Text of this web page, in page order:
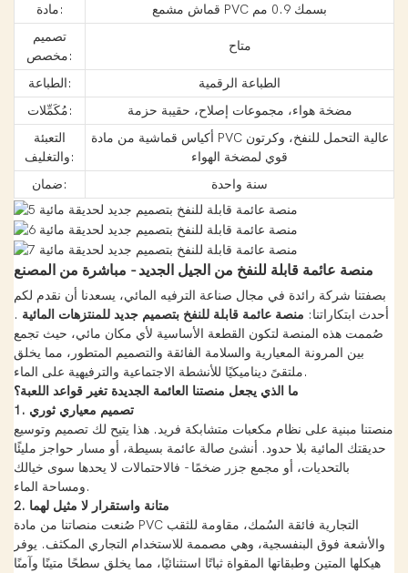
مادة:
قماش مشمع PVC بسمك 0.9 مم
تصميم
مخصص:
متاح
الطباعة:
الطباعة الرقمية
مُكَمِّلات:
مضخة هواء، مجموعات إصلاح، حقيبة حزمة
التعبئة
والتغليف:
أكياس قماشية من مادة PVC عالية التحمل للنفخ، وكرتون
قوي لمضخة الهواء
ضمان:
سنة واحدة
منصة عائمة قابلة للنفخ من الجيل الجديد - مباشرة من المصنع
بصفتنا شركة رائدة في مجال صناعة الترفيه المائي، يسعدنا أن نقدم لكم
أحدث ابتكاراتنا: منصة عائمة قابلة للنفخ بتصميم جديد للمنتزهات المائية .
صُممت هذه المنصة لتكون القطعة الأساسية لأي مكان مائي، حيث تجمع
بين المرونة المعيارية والسلامة الفائقة والتصميم المتطور، مما يخلق
ملتقىً ديناميكيًا للأنشطة الاجتماعية والترفيهية على الماء.
ما الذي يجعل منصتنا العائمة الجديدة تغير قواعد اللعبة؟
1. تصميم معياري ثوري
منصتنا مبنية على نظام مكعبات متشابكة فريد. هذا يتيح لك تصميم وتوسيع
حديقتك المائية بلا حدود. أنشئ صالة عائمة بسيطة، أو مسار حواجز مليئًا
بالتحديات، أو مجمع جزر ضخمًا - فالاحتمالات لا يحدها سوى خيالك
ومساحة الماء.
2. متانة واستقرار لا مثيل لهما
صُنعت منصاتنا من مادة PVC التجارية فائقة السُمك، مقاومة للثقب
والأشعة فوق البنفسجية، وهي مصممة للاستخدام التجاري المكثف. يوفر
هيكلها المتين وطبقاتها المقواة ثباتًا استثنائيًا، مما يخلق سطحًا متينًا وآمنًا